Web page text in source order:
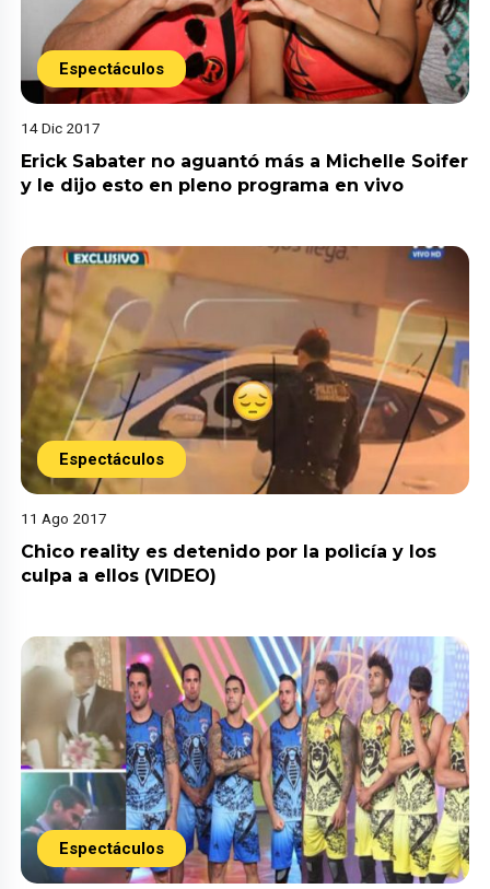
Espectáculos
14 Dic 2017
Erick Sabater no aguantó más a Michelle Soifer
y le dijo esto en pleno programa en vivo
Espectáculos
11 Ago 2017
Chico reality es detenido por la policía y los
culpa a ellos (VIDEO)
Espectáculos